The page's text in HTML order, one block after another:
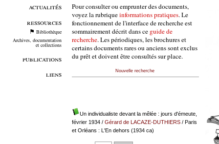
actualités
ressources
Bibliothèque
Archives, documentation
et collections
publications
liens
Pour consulter ou emprunter des documents,
voyez la rubriqueinformations pratiques. Le
fonctionnement de l'interface de recherche est
sommairement décrit dans ce guide de
recherche. Les périodiques, les brochures et
certains documents rares ou anciens sont exclus
du prêt et doivent être consultés sur place.
Nouvelle recherche
Un individualiste devant la mêlée : jours d'émeute,
février 1934/ Gérard de LACAZE-DUTHIERS/ Paris
et Orléans : L'En dehors (1934 ca)